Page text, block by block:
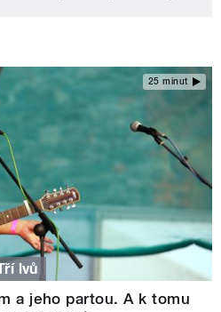
25 minut
lvů
a jeho partou. A k tomu